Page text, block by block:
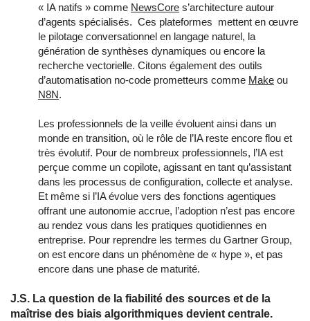
« IA natifs » comme NewsCore s’architecture autour
d’agents spécialisés. Ces plateformes mettent en œuvre
le pilotage conversationnel en langage naturel, la
génération de synthèses dynamiques ou encore la
recherche vectorielle. Citons également des outils
d’automatisation no-code prometteurs comme Make ou
N8N.
Les professionnels de la veille évoluent ainsi dans un
monde en transition, où le rôle de l’IA reste encore flou et
très évolutif. Pour de nombreux professionnels, l’IA est
perçue comme un copilote, agissant en tant qu’assistant
dans les processus de configuration, collecte et analyse.
Et même si l’IA évolue vers des fonctions agentiques
offrant une autonomie accrue, l’adoption n’est pas encore
au rendez vous dans les pratiques quotidiennes en
entreprise. Pour reprendre les termes du Gartner Group,
on est encore dans un phénomène de « hype », et pas
encore dans une phase de maturité.
J.S. La question de la fiabilité des sources et de la
maîtrise des biais algorithmiques devient centrale.